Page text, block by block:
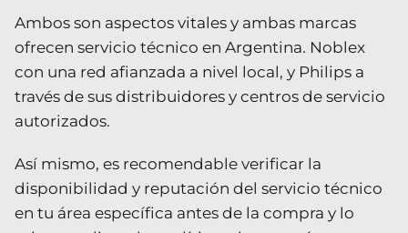
Ambos son aspectos vitales y ambas marcas
ofrecen servicio técnico en Argentina. Noblex
con una red afianzada a nivel local, y Philips a
través de sus distribuidores y centros de servicio
autorizados.
Así mismo, es recomendable verificar la
disponibilidad y reputación del servicio técnico
en tu área específica antes de la compra y lo